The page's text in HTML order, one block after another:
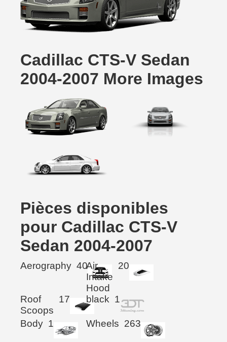
Cadillac CTS-V Sedan
2004-2007 More Images
Pièces disponibles
pour Cadillac CTS-V
Sedan 2004-2007
Aerography 40Air
Intake
Hood
20
Roof
Scoops
17 black 1
Body 1 Wheels 263